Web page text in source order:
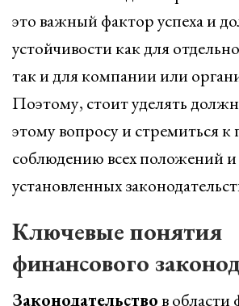
это важный фактор успеха и
устойчивости как для
так и для компании или
Поэтому, стоит уделять
этому вопросу и стремиться
соблюдению всех положений
установленных
Ключевые понятия
финансового
Законодательствов